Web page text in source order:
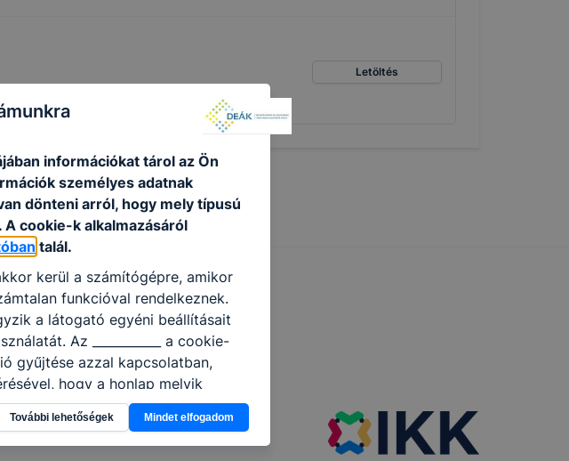
Letöltés
információkat tárol az Ön
személyes adatnak
dönteni arról, hogy mely típusú
cookie-k alkalmazásáról
talál.
kerül a számítógépre, amikor
funkcióval rendelkeznek.
a látogató egyéni beállításait
Az ___________ a cookie-
gyűjtése azzal kapcsolatban,
hogy a honlap melyik
megtudhatjuk, hogyan
ha ismét meglátogatja
és hogyan tudja kikapcsolni a
További lehetőségek Mindet elfogadom